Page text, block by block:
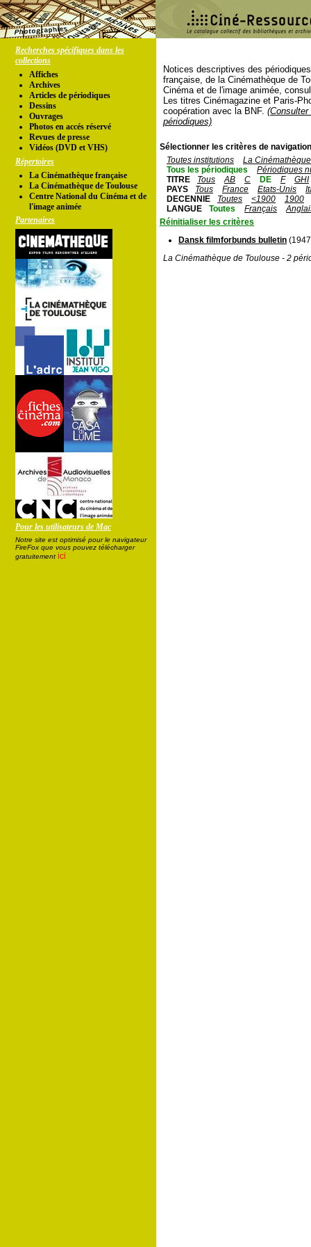
Recherches spécifiques dans les
collections
Affiches
Archives
Articles de périodiques
Dessins
Ouvrages
Photos en accés réservé
Revues de presse
Vidéos (DVD et VHS)
Répertoires
La Cinémathèque française
La Cinémathèque de Toulouse
Centre National du Cinéma et de
l'image animée
Partenaires
Pour les utilisateurs de Mac
Notre site est optimisé pour le navigateur
FireFox que vous pouvez télécharger
gratuitement ici
Notices descriptives des
française, de la Cinémathèque de
Cinéma et de l'image animée,
Les titres Cinémagazine et Paris-
coopération avec la BNF.
périodiques)
Sélectionner les critères de
Toutes institutions
La
Tous les périodiques
Périodiques
TITRE
Tous AB C DE F
GHI
PAYS
Tous France Etats-Unis
DECENNIE
Toutes <1900
1900
LANGUE
Toutes Français
Réinitialiser les critères
Dansk filmforbunds bulletin
La Cinémathèque de Toulouse - 2